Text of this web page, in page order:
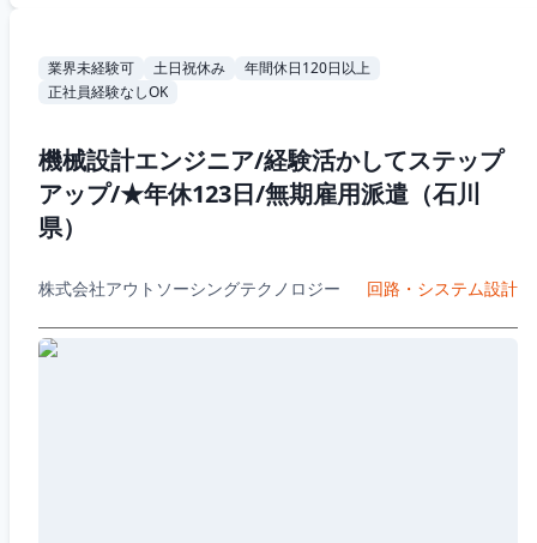
業界未経験可 土日祝休み
年間休日120日以上
正社員経験なしOK
機械設計エンジニア/経験活かしてステップ
アップ/★年休123日/無期雇用派遣（石川
県）
株式会社アウトソーシングテクノロジー 回路・システム設計